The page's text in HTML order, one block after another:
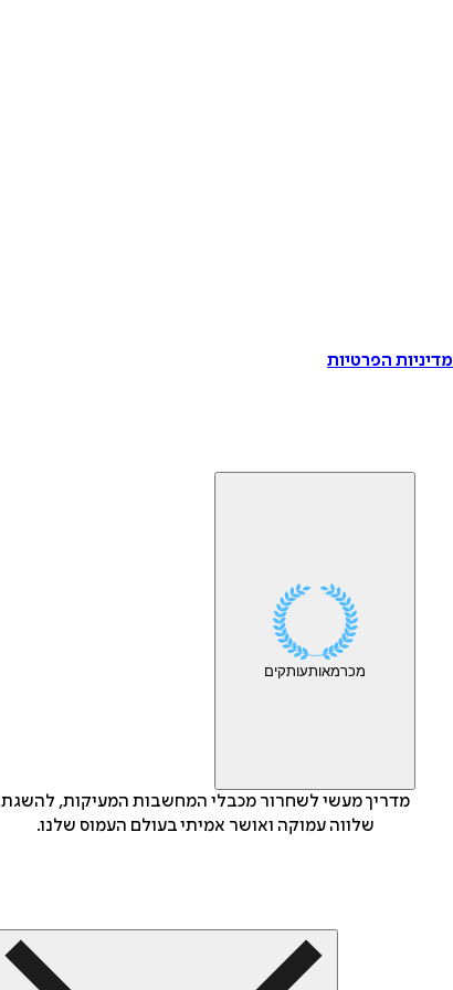
הפרטיות
מכרמאותעותקים
מדריך מעשי לשחרור מכבלי המחשבות המעיקות, להשגת
שלווה עמוקה ואושר אמיתי בעולם העמוס שלנו.